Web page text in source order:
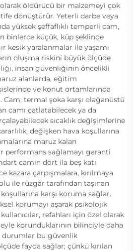
öldürücü bir malzemeyi çok
dönüştürür. Yeterli darbe veya
yüksek şeffaflıklı temperli cam,
binlerce küçük, küp şeklinde
kesik yaralanmalar ile yaşamı
oluşma riskini büyük ölçüde
insan güvenliğinin öncelikli
alanlarda, eğitim
ve konut ortamlarında
termal şoka karşı olağanüstü
camı çatlatabilecek ya da
sıcaklık değişimlerine
değişken hava koşullarına
maruz kalan
performans sağlamayı garanti
camın dört ila beş katı
kazara çarpışmalara, kırılmaya
ile rüzgâr tarafından taşınan
karşı koruma sağlar.
korumayı aşarak psikolojik
refahları için özel olarak
korunduklarının bilinciyle daha
durumlar bu güvenlik
fayda sağlar; çünkü kırılan